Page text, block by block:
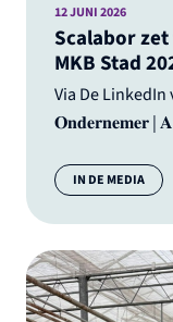
Scalabor
MKB Stad
Via De
𝐎𝐧𝐝𝐞𝐫𝐧𝐞𝐦𝐞𝐫 |
12 JUNI 2026
Categorie:
IN DE MEDIA